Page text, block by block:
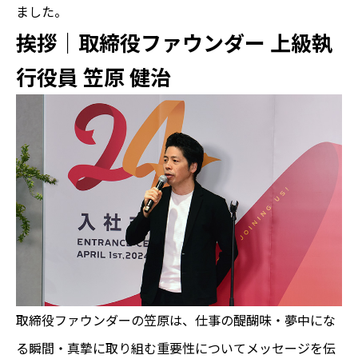
ました。
挨拶｜取締役ファウンダー 上級執
行役員 笠原 健治
取締役ファウンダーの笠原は、仕事の醍醐味・夢中にな
る瞬間・真摯に取り組む重要性についてメッセージを伝